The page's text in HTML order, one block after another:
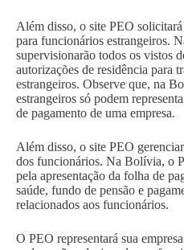
Além disso, o site PEO
para funcionários estrangeiros.
supervisionarão todos os vistos
autorizações de residência para
estrangeiros. Observe que, na
estrangeiros só podem
de pagamento de uma empresa.
Além disso, o site PEO
dos funcionários. Na Bolívia, o
pela apresentação da folha de
saúde, fundo de pensão e
relacionados aos funcionários.
O PEO representará sua